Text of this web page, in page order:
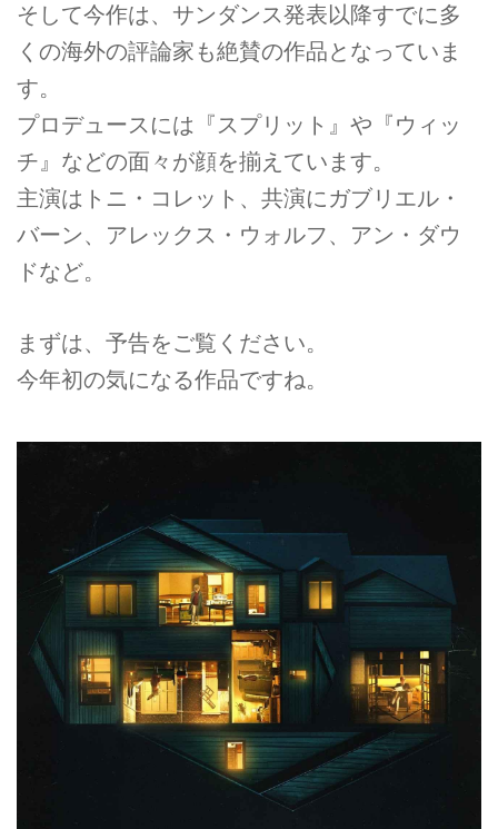
そして今作は、サンダンス発表以降すでに多
くの海外の評論家も絶賛の作品となっていま
す。
プロデュースには『スプリット』や『ウィッ
チ』などの面々が顔を揃えています。
主演はトニ・コレット、共演にガブリエル・
バーン、アレックス・ウォルフ、アン・ダウ
ドなど。
まずは、予告をご覧ください。
今年初の気になる作品ですね。